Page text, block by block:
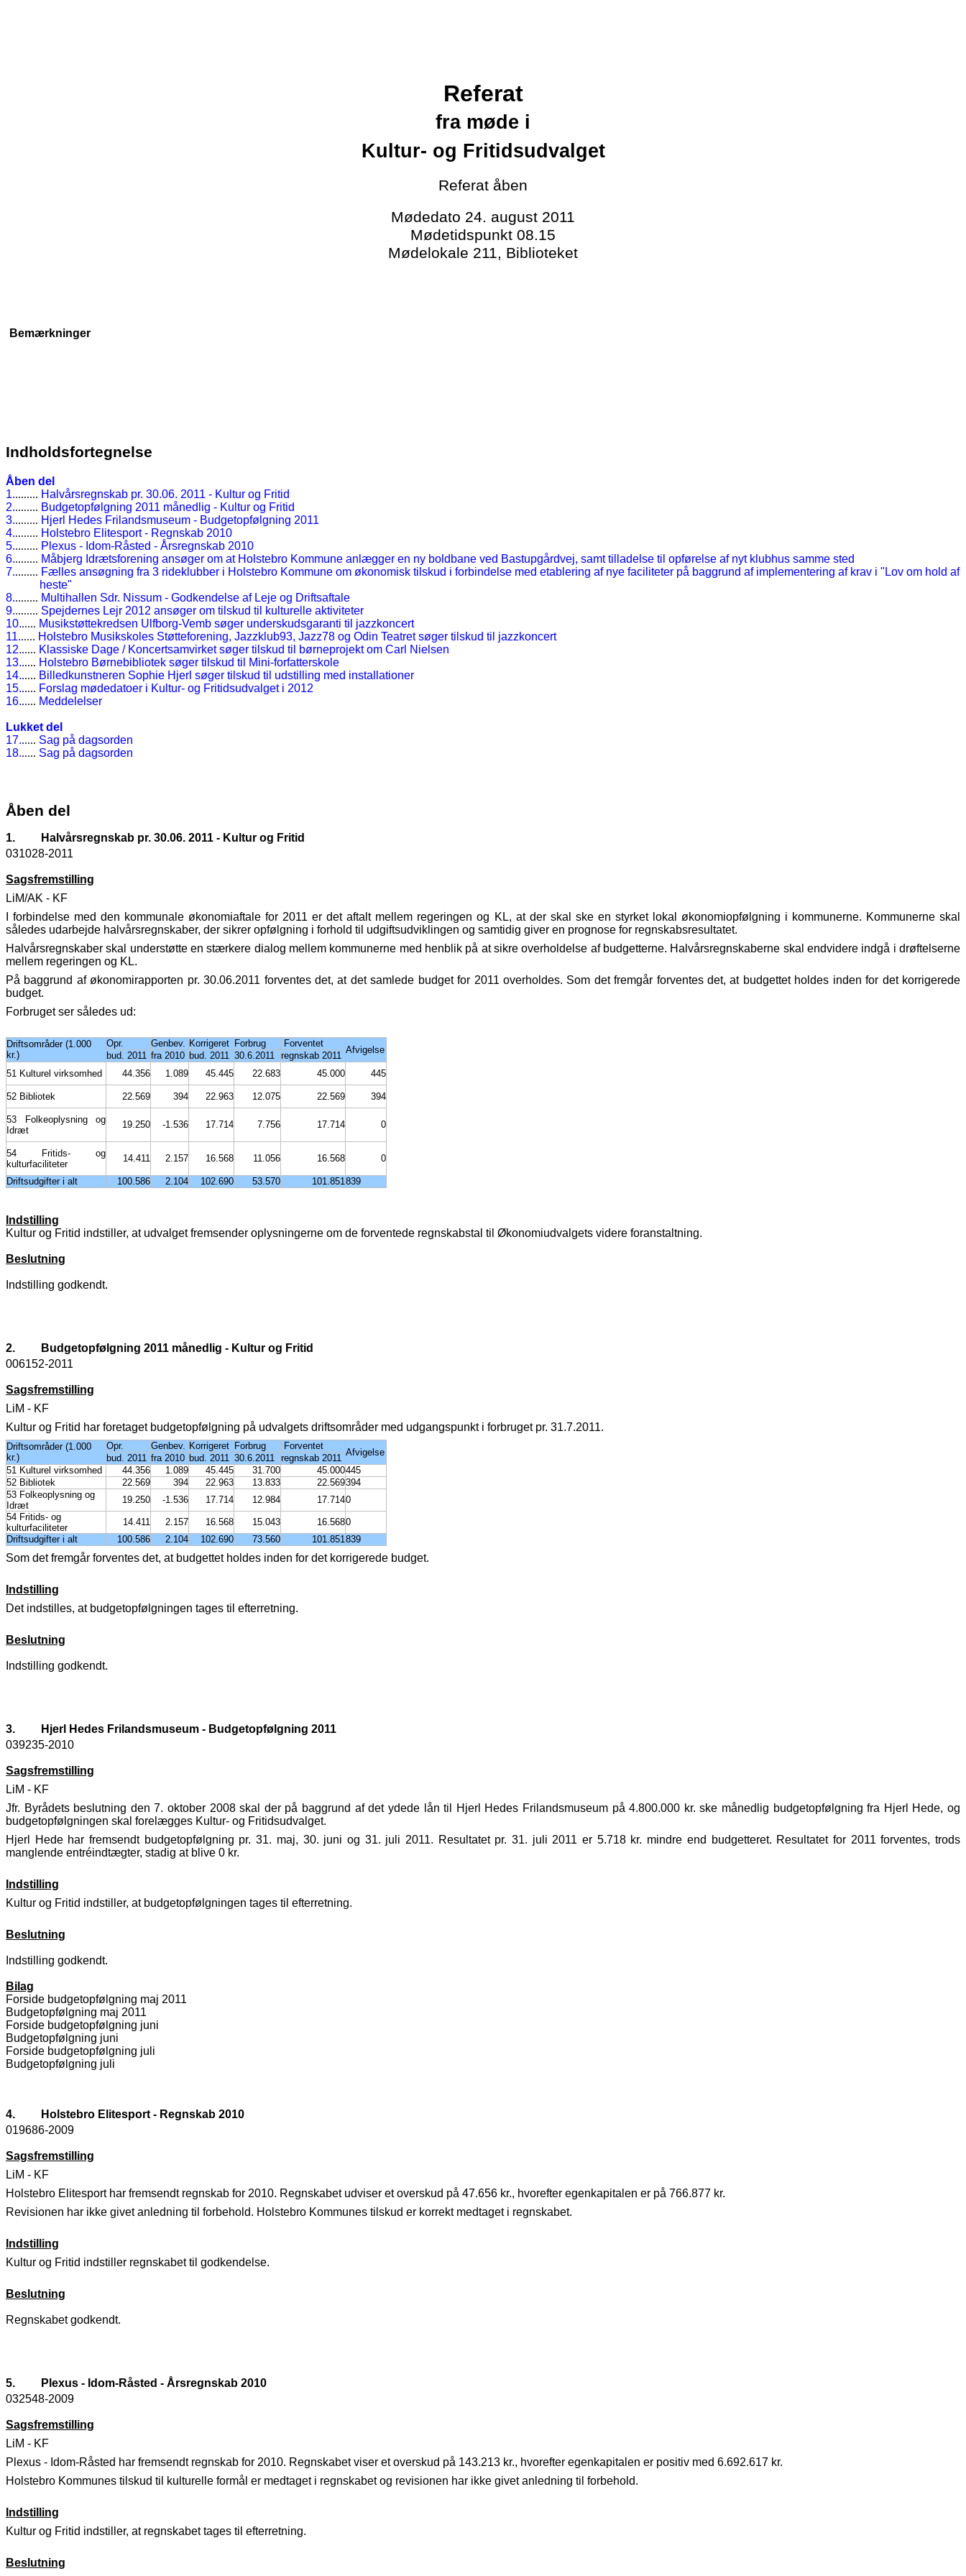
Referat
fra møde i
Kultur- og Fritidsudvalget
Referat åben
Mødedato 24. august 2011
Mødetidspunkt 08.15
Mødelokale 211, Biblioteket
Bemærkninger
Indholdsfortegnelse
Åben del
1......... Halvårsregnskab pr. 30.06. 2011 - Kultur og Fritid
2......... Budgetopfølgning 2011 månedlig - Kultur og Fritid
3......... Hjerl Hedes Frilandsmuseum - Budgetopfølgning 2011
4......... Holstebro Elitesport - Regnskab 2010
5......... Plexus - Idom-Råsted - Årsregnskab 2010
6......... Måbjerg Idrætsforening ansøger om at Holstebro Kommune anlægger en ny boldbane ved Bastupgårdvej, samt tilladelse til opførelse af nyt klubhus samme sted
7......... Fælles ansøgning fra 3 rideklubber i Holstebro Kommune om økonomisk tilskud i forbindelse med etablering af nye faciliteter på baggrund af implementering af krav i "Lov om hold af
heste"
8......... Multihallen Sdr. Nissum - Godkendelse af Leje og Driftsaftale
9......... Spejdernes Lejr 2012 ansøger om tilskud til kulturelle aktiviteter
10...... Musikstøttekredsen Ulfborg-Vemb søger underskudsgaranti til jazzkoncert
11...... Holstebro Musikskoles Støtteforening, Jazzklub93, Jazz78 og Odin Teatret søger tilskud til jazzkoncert
12...... Klassiske Dage / Koncertsamvirket søger tilskud til børneprojekt om Carl Nielsen
13...... Holstebro Børnebibliotek søger tilskud til Mini-forfatterskole
14...... Billedkunstneren Sophie Hjerl søger tilskud til udstilling med installationer
15...... Forslag mødedatoer i Kultur- og Fritidsudvalget i 2012
16...... Meddelelser
Lukket del
17...... Sag på dagsorden
18...... Sag på dagsorden
Åben del
1.
Halvårsregnskab pr. 30.06. 2011 - Kultur og Fritid
031028-2011
Sagsfremstilling
LiM/AK - KF
I forbindelse med den kommunale økonomiaftale for 2011 er det aftalt mellem regeringen og KL, at der skal ske en styrket lokal økonomiopfølgning i kommunerne. Kommunerne skal
således udarbejde halvårsregnskaber, der sikrer opfølgning i forhold til udgiftsudviklingen og samtidig giver en prognose for regnskabsresultatet.
Halvårsregnskaber skal understøtte en stærkere dialog mellem kommunerne med henblik på at sikre overholdelse af budgetterne. Halvårsregnskaberne skal endvidere indgå i drøftelserne
mellem regeringen og KL.
På baggrund af økonomirapporten pr. 30.06.2011 forventes det, at det samlede budget for 2011 overholdes. Som det fremgår forventes det, at budgettet holdes inden for det korrigerede
budget.
Forbruget ser således ud:
Driftsområder (1.000
kr.)
Opr. Genbev. Korrigeret Forbrug Forventet
Afvigelse
bud. 2011 fra 2010 bud. 2011 30.6.2011 regnskab 2011
51 Kulturel virksomhed
44.356 1.089 45.445 22.683 45.000 445
52 Bibliotek 22.569 394 22.963 12.075 22.569 394
53 Folkeoplysning og
Idræt
19.250 -1.536 17.714 7.756 17.714 0
54 Fritids- og
kulturfaciliteter
14.411 2.157 16.568 11.056 16.568 0
Driftsudgifter i alt 100.586 2.104 102.690 53.570 101.851839
Indstilling
Kultur og Fritid indstiller, at udvalget fremsender oplysningerne om de forventede regnskabstal til Økonomiudvalgets videre foranstaltning.
Beslutning
Indstilling godkendt.
2.
Budgetopfølgning 2011 månedlig - Kultur og Fritid
006152-2011
Sagsfremstilling
LiM - KF
Kultur og Fritid har foretaget budgetopfølgning på udvalgets driftsområder med udgangspunkt i forbruget pr. 31.7.2011.
Driftsområder (1.000
kr.)
Opr. Genbev. Korrigeret Forbrug Forventet
Afvigelse
bud. 2011 fra 2010 bud. 2011 30.6.2011 regnskab 2011
51 Kulturel virksomhed
44.356 1.089 45.445 31.700 45.000445
52 Bibliotek
22.569 394 22.963 13.833 22.569394
53 Folkeoplysning og
Idræt
19.250 -1.536 17.714 12.984 17.7140
54 Fritids- og
kulturfaciliteter
14.411 2.157 16.568 15.043 16.5680
Driftsudgifter i alt
100.586 2.104 102.690 73.560 101.851839
Som det fremgår forventes det, at budgettet holdes inden for det korrigerede budget.
Indstilling
Det indstilles, at budgetopfølgningen tages til efterretning.
Beslutning
Indstilling godkendt.
3.
Hjerl Hedes Frilandsmuseum - Budgetopfølgning 2011
039235-2010
Sagsfremstilling
LiM - KF
Jfr. Byrådets beslutning den 7. oktober 2008 skal der på baggrund af det ydede lån til Hjerl Hedes Frilandsmuseum på 4.800.000 kr. ske månedlig budgetopfølgning fra Hjerl Hede, og
budgetopfølgningen skal forelægges Kultur- og Fritidsudvalget.
Hjerl Hede har fremsendt budgetopfølgning pr. 31. maj, 30. juni og 31. juli 2011. Resultatet pr. 31. juli 2011 er 5.718 kr. mindre end budgetteret. Resultatet for 2011 forventes, trods
manglende entréindtægter, stadig at blive 0 kr.
Indstilling
Kultur og Fritid indstiller, at budgetopfølgningen tages til efterretning.
Beslutning
Indstilling godkendt.
Bilag
Forside budgetopfølgning maj 2011
Budgetopfølgning maj 2011
Forside budgetopfølgning juni
Budgetopfølgning juni
Forside budgetopfølgning juli
Budgetopfølgning juli
4.
Holstebro Elitesport - Regnskab 2010
019686-2009
Sagsfremstilling
LiM - KF
Holstebro Elitesport har fremsendt regnskab for 2010. Regnskabet udviser et overskud på 47.656 kr., hvorefter egenkapitalen er på 766.877 kr.
Revisionen har ikke givet anledning til forbehold. Holstebro Kommunes tilskud er korrekt medtaget i regnskabet.
Indstilling
Kultur og Fritid indstiller regnskabet til godkendelse.
Beslutning
Regnskabet godkendt.
5.
Plexus - Idom-Råsted - Årsregnskab 2010
032548-2009
Sagsfremstilling
LiM - KF
Plexus - Idom-Råsted har fremsendt regnskab for 2010. Regnskabet viser et overskud på 143.213 kr., hvorefter egenkapitalen er positiv med 6.692.617 kr.
Holstebro Kommunes tilskud til kulturelle formål er medtaget i regnskabet og revisionen har ikke givet anledning til forbehold.
Indstilling
Kultur og Fritid indstiller, at regnskabet tages til efterretning.
Beslutning